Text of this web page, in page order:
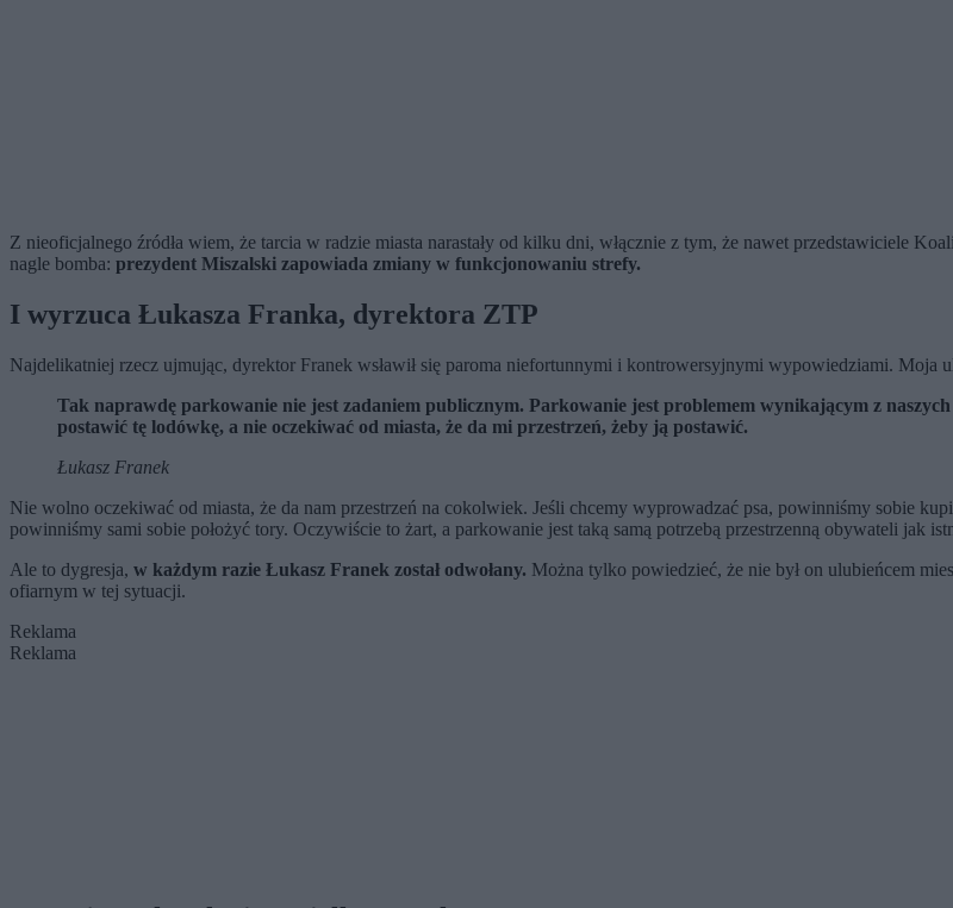
Z nieoficjalnego źródła wiem, że tarcia w radzie miasta narastały od kilku dni, włącznie z tym, że nawet przedstawiciele
nagle bomba: prezydent Miszalski zapowiada zmiany w funkcjonowaniu strefy.
I wyrzuca Łukasza Franka, dyrektora ZTP
Najdelikatniej rzecz ujmując, dyrektor Franek wsławił się paroma niefortunnymi i kontrowersyjnymi wypowiedziami. Moja
Tak naprawdę parkowanie nie jest zadaniem publicznym. Parkowanie jest problemem wynikającym z
postawić tę lodówkę, a nie oczekiwać od miasta, że da mi przestrzeń, żeby ją postawić.
Łukasz Franek
Nie wolno oczekiwać od miasta, że da nam przestrzeń na cokolwiek. Jeśli chcemy wyprowadzać psa, powinniśmy sobie
powinniśmy sami sobie położyć tory. Oczywiście to żart, a parkowanie jest taką samą potrzebą przestrzenną obywateli jak
Ale to dygresja, w każdym razie Łukasz Franek został odwołany. Można tylko powiedzieć, że nie był on ulubieńcem
ofiarnym w tej sytuacji.
Reklama
Reklama